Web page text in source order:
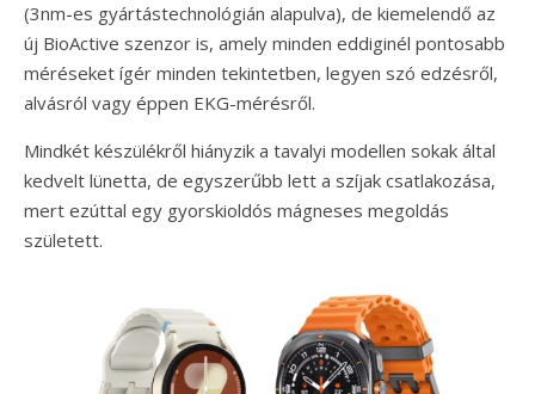
(3nm-es gyártástechnológián alapulva), de kiemelendő az
új BioActive szenzor is, amely minden eddiginél pontosabb
méréseket ígér minden tekintetben, legyen szó edzésről,
alvásról vagy éppen EKG-mérésről.
Mindkét készülékről hiányzik a tavalyi modellen sokak által
kedvelt lünetta, de egyszerűbb lett a szíjak csatlakozása,
mert ezúttal egy gyorskioldós mágneses megoldás
született.